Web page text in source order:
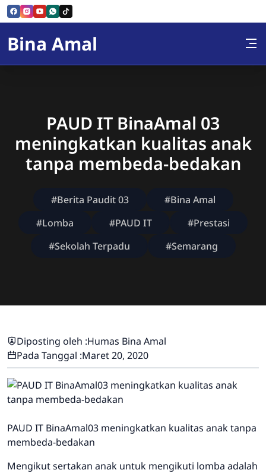
Skip to Content
Bina Amal
PAUD IT BinaAmal 03
meningkatkan kualitas anak
tanpa membeda-bedakan
#Berita Paudit 03
#Bina Amal
#Lomba
#PAUD IT
#Prestasi
#Sekolah Terpadu
#Semarang
Diposting oleh :Humas Bina Amal
Pada Tanggal :Maret 20, 2020
PAUD IT BinaAmal03 meningkatkan kualitas anak tanpa
membeda-bedakan
Mengikut sertakan anak untuk mengikuti lomba adalah